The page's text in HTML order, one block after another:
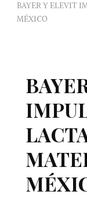
BAYER Y ELEVIT
MÉXICO